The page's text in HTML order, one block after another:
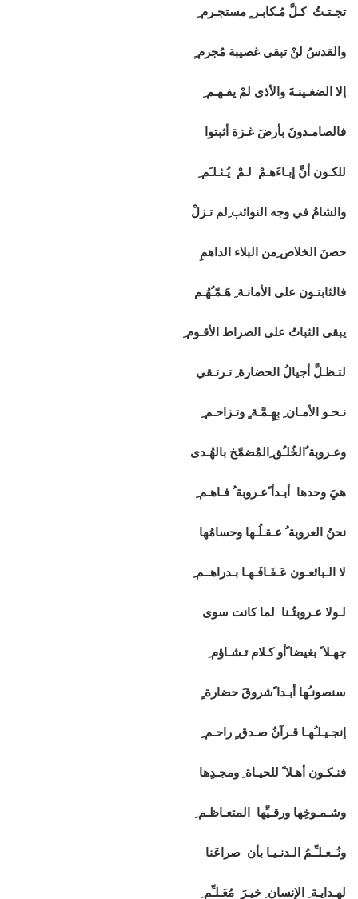
تجـتـثُ كـلَّ مُـكابـر ٍ مستجـرم ِ
والقدسُ لنْ تبقى غصيبة مُجرم ٍ
إلا الضغـينـةَ والأذى لمْ يفـهـم ِ
فالصامـدونَ بأرضَ غـزة أثبتوا
للكـون أنَّ إبـاءَهـمْ لـمْ يُـثـلـَم ِ
والشامُ في وجه النوائب ِلم تـزلْ
حصنَ الخلاص ِمن البلاء الداهمِ
فالثابتـون على الأمانـة ِ هَـمّـُهُـم
يبقى الثباتُ على الصراط الأقـوم ِ
لتـظـلَّ أجيالُ الحضارة ِ تـرتـقي
نـحـو الأمـان ِ بِهِـمَّـة ٍ وتـزاحـم ِ
وعـروبة ُالخُلـُق ِالمُضمّخ بالهُـدى
هيَ وحدها أبـدأ ًعـروبة ُ فـاهـم ِ
نحنُ العروبة ُ عـقـلُـها وحسامُها
لا الـبائعـون عَـفَـافَـهـا بـدراهــم ِ
لـولا عـروبتُـنا لما كانت سوى
جهـلا ً بغيضا ًأو كـلام تـشـاؤم
سنصونـُها أبـدا ًشروقَ حضارة ٍ
إنجـيـلـُهـا قـرآنُ صـدق ٍ راحـم ِ
فنـكـون أهـلا ً للحيـاة ِ ومجـدِها
وشـمـوخِها ورقـيِّها المتعـاظـم ِ
ونُــعـلـِّـمُ الـدنـيـا بأن صراعَنا
لهـدايـة ِ الإنسان ِ خيـرَ مُعَـلـِّم ِ